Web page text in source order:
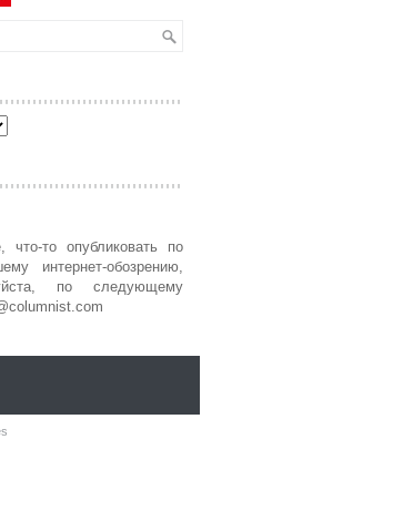
то опубликовать по
интернет-обозрению,
по следующему